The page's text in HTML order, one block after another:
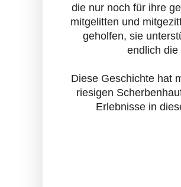
die nur noch für ihre
mitgelitten und
geholfen, sie
endlich
Diese Geschichte hat
riesigen
Erlebnisse in